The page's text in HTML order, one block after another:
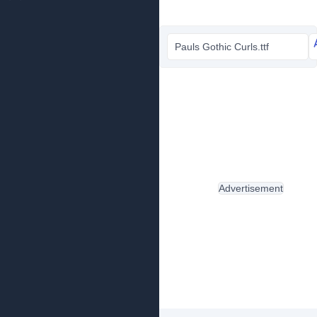
Pauls Gothic Curls.ttf
Advertisement